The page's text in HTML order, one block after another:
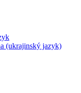
(ukrajinský jazyk)